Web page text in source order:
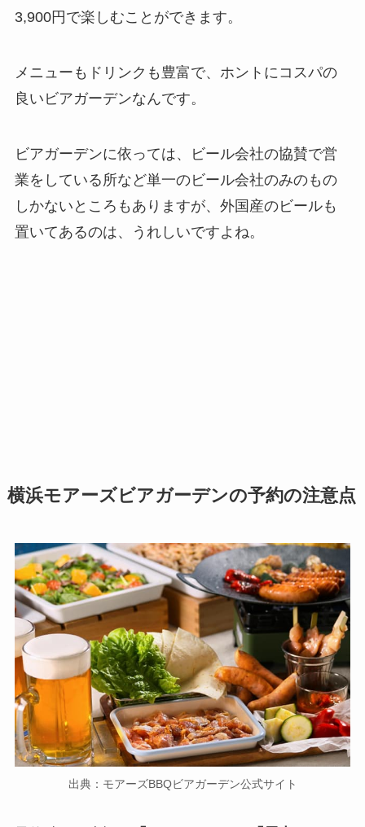
3,900円で楽しむことができます。
メニューもドリンクも豊富で、ホントにコスパの
良いビアガーデンなんです。
ビアガーデンに依っては、ビール会社の協賛で営
業をしている所など単一のビール会社のみのもの
しかないところもありますが、外国産のビールも
置いてあるのは、うれしいですよね。
横浜モアーズビアガーデンの予約の注意点
出典：モアーズBBQビアガーデン公式サイト